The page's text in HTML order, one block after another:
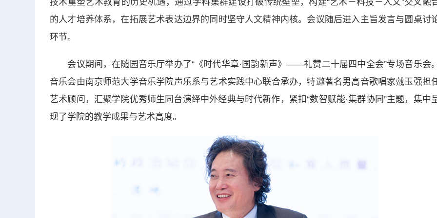
技术重塑艺术教育的历史机遇，通过学科集群建设打破传统壁垒，构建“艺术－科技－人文”交叉融
的人才培养体系，在拓展艺术表达边界的同时坚守人文精神内核。会议随后进入主旨发言与圆桌讨
环节。
会议期间，在随园音乐厅举办了“《时代华章·国韵新声》——礼赞二十届四中全会”专场音乐会。
音乐会由南京师范大学音乐学院声乐系与艺术实践中心联合承办，特邀著名男高音歌唱家戴玉强担
艺术顾问，汇聚学院优秀师生同台演绎中外经典与时代新作，紧扣“数智赋能·集群协同”主题，集中
现了学院的教学成果与艺术高度。